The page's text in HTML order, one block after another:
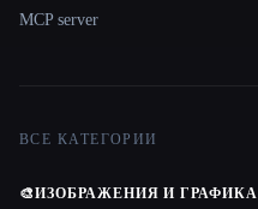
MCP server
ВСЕ КАТЕГОРИИ
🎨ИЗОБРАЖЕНИЯ И ГРАФИКА